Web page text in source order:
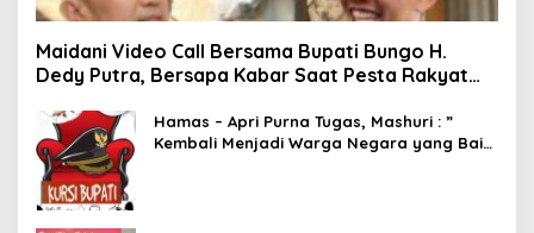
Maidani Video Call Bersama Bupati Bungo H.
Dedy Putra, Bersapa Kabar Saat Pesta Rakyat
Hamas – Apri Purna Tugas, Mashuri : ”
Kembali Menjadi Warga Negara yang Baik,